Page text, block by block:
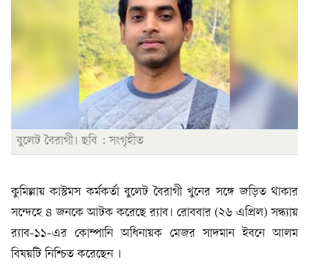
বুলেট বৈরাগী। ছবি : সংগৃহীত
কুমিল্লায় কাস্টমস কর্মকর্তা বুলেট বৈরাগী খুনের সঙ্গে জড়িত থাকার
সন্দেহে ৪ জনকে আটক করেছে র‍্যাব। রোববার (২৬ এপ্রিল) সন্ধ্যায়
র‍্যাব-১১-এর কোম্পানি অধিনায়ক মেজর সাদমান ইবনে আলম
বিষয়টি নিশ্চিত করেছেন ।